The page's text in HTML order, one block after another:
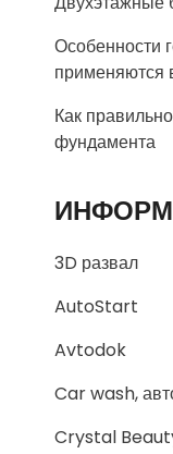
Особенности
применяются
Как
фундамента
3D развал
AutoStart
Avtodok
Car wash,
Crystal